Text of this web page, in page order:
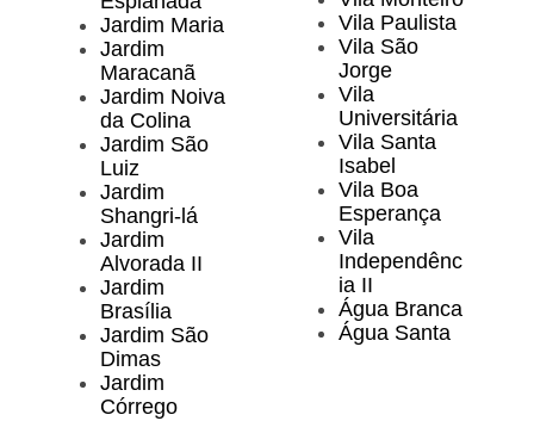
Jardim Maria
Jardim
Maracanã
Jardim Noiva
da Colina
Jardim São
Luiz
Jardim
Shangri-lá
Jardim
Alvorada II
Jardim
Brasília
Jardim São
Dimas
Jardim
Córrego
Vila Paulista
Vila São
Jorge
Vila
Universitária
Vila Santa
Isabel
Vila Boa
Esperança
Vila
Independênc
ia II
Água Branca
Água Santa